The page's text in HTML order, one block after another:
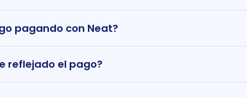
pagando con Neat?
reflejado el pago?